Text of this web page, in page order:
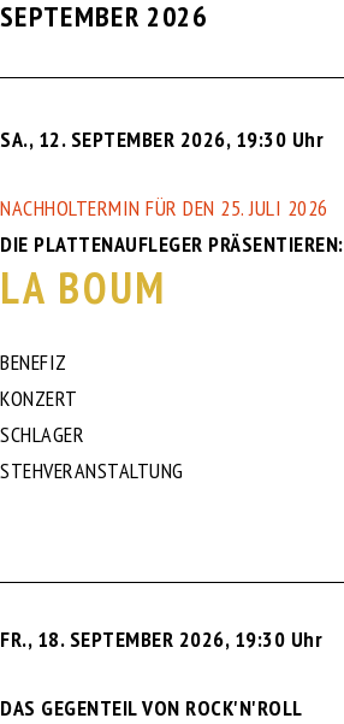
Zum
kulturscheune höchberg
SEPTEMBER 2026
SA., 12. SEPTEMBER 2026, 19:30 Uhr
NACHHOLTERMIN FÜR DEN 25. JULI 2026
DIE PLATTENAUFLEGER PRÄSENTIEREN:
LA BOUM
BENEFIZ
KONZERT
SCHLAGER
STEHVERANSTALTUNG
FR., 18. SEPTEMBER 2026, 19:30 Uhr
DAS GEGENTEIL VON ROCK'N'ROLL